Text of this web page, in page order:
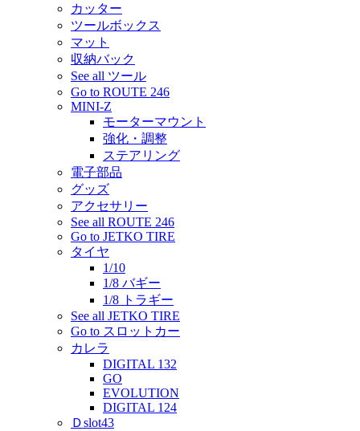
カッター
ツールボックス
マット
収納バック
See all ツール
Go to ROUTE 246
MINI-Z
モーターマウント
強化・調整
ステアリング
電子部品
グッズ
アクセサリー
See all ROUTE 246
Go to JETKO TIRE
タイヤ
1/10
1/8 バギー
1/8 トラギー
See all JETKO TIRE
Go to スロットカー
カレラ
DIGITAL 132
GO
EVOLUTION
DIGITAL 124
Ｄslot43